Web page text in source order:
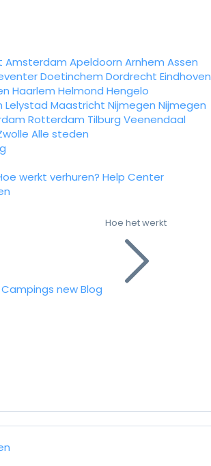
Amsterdam Apeldoorn Arnhem Assen
Doetinchem Dordrecht Eindhoven
Haarlem Helmond Hengelo
Lelystad Maastricht Nijmegen Nijmegen
Rotterdam Tilburg Veenendaal
Alle steden
werkt verhuren? Help Center
Campings newBlog
Hoe het werkt